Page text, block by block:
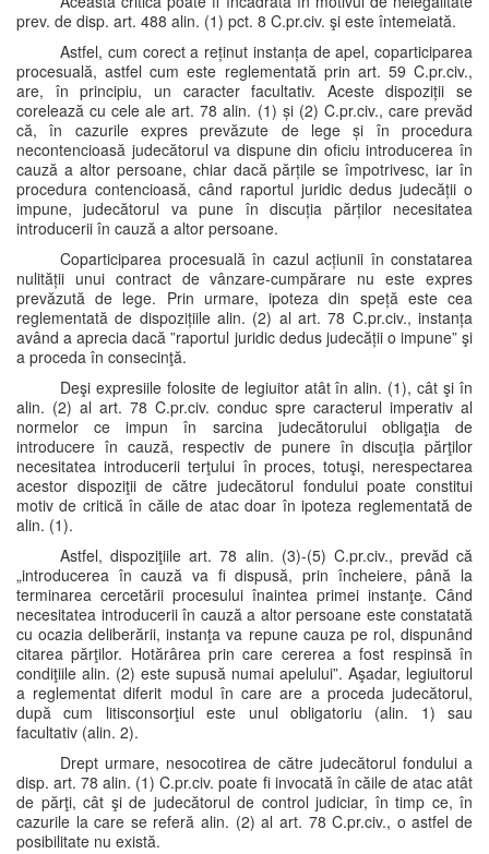
prev. de disp. art. 488 alin. (1) pct. 8 C.pr.civ. şi este întemeiată.
Astfel, cum corect a reținut instanța de apel, coparticiparea
procesuală, astfel cum este reglementată prin art. 59 C.pr.civ.,
are, în principiu, un caracter facultativ. Aceste dispoziții se
corelează cu cele ale art. 78 alin. (1) și (2) C.pr.civ., care prevăd
că, în cazurile expres prevăzute de lege și în procedura
necontencioasă judecătorul va dispune din oficiu introducerea în
cauză a altor persoane, chiar dacă părțile se împotrivesc, iar în
procedura contencioasă, când raportul juridic dedus judecății o
impune, judecătorul va pune în discuția părților necesitatea
introducerii în cauză a altor persoane.
Coparticiparea procesuală în cazul acțiunii în constatarea
nulității unui contract de vânzare-cumpărare nu este expres
prevăzută de lege. Prin urmare, ipoteza din speță este cea
reglementată de dispozițiile alin. (2) al art. 78 C.pr.civ., instanța
având a aprecia dacă ”raportul juridic dedus judecății o impune” şi
a proceda în consecinţă.
Deşi expresiile folosite de legiuitor atât în alin. (1), cât şi în
alin. (2) al art. 78 C.pr.civ. conduc spre caracterul imperativ al
normelor ce impun în sarcina judecătorului obligaţia de
introducere în cauză, respectiv de punere în discuţia părţilor
necesitatea introducerii terţului în proces, totuşi, nerespectarea
acestor dispoziţii de către judecătorul fondului poate constitui
motiv de critică în căile de atac doar în ipoteza reglementată de
alin. (1).
Astfel, dispoziţiile art. 78 alin. (3)-(5) C.pr.civ., prevăd că
„introducerea în cauză va fi dispusă, prin încheiere, până la
terminarea cercetării procesului înaintea primei instanţe. Când
necesitatea introducerii în cauză a altor persoane este constatată
cu ocazia deliberării, instanţa va repune cauza pe rol, dispunând
citarea părţilor. Hotărârea prin care cererea a fost respinsă în
condiţiile alin. (2) este supusă numai apelului”. Aşadar, legiuitorul
a reglementat diferit modul în care are a proceda judecătorul,
după cum litisconsorţiul este unul obligatoriu (alin. 1) sau
facultativ (alin. 2).
Drept urmare, nesocotirea de către judecătorul fondului a
disp. art. 78 alin. (1) C.pr.civ. poate fi invocată în căile de atac atât
de părţi, cât şi de judecătorul de control judiciar, în timp ce, în
cazurile la care se referă alin. (2) al art. 78 C.pr.civ., o astfel de
posibilitate nu există.